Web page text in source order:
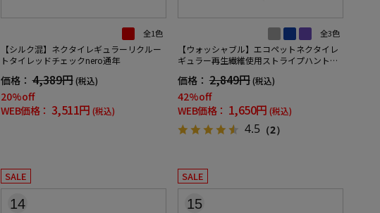
全1色
【シルク混】ネクタイレギュラーリクルー
トタイレッドチェックnero通年
価格： 4,389円 (税込)
20%off
WEB価格： 3,511円 (税込)
全3色
【ウォッシャブル】エコペットネクタイレ
ギュラー再生繊維使用ストライプハントレ
価格： 2,849円(税込)
42%off
WEB価格： 1,650円 (税込)
4.5（2）
SALE
14
SALE
15